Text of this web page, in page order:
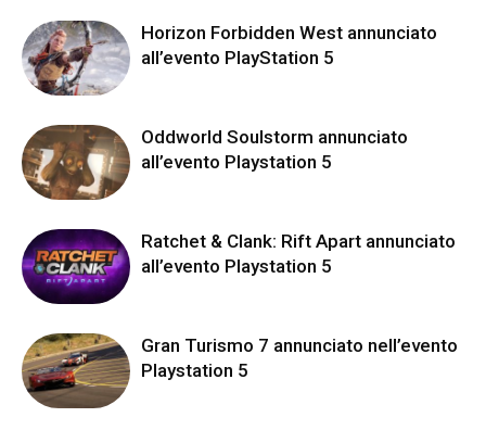
Horizon Forbidden West annunciato
all’evento PlayStation 5
Oddworld Soulstorm annunciato
all’evento Playstation 5
Ratchet & Clank: Rift Apart annunciato
all’evento Playstation 5
Gran Turismo 7 annunciato nell’evento
Playstation 5